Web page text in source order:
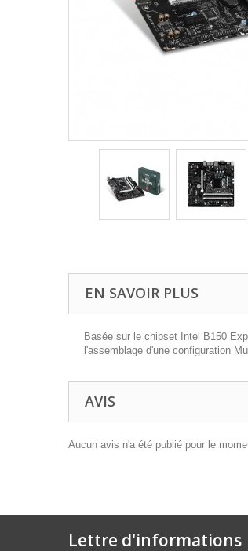
EN SAVOIR PLUS
Basée sur le chipset Intel B150
l'assemblage d'une configuration
AVIS
Aucun avis n'a été publié pour le
Lettre d'informations